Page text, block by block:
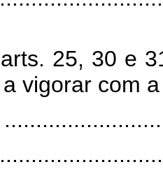
25, 30 e
a vigorar com